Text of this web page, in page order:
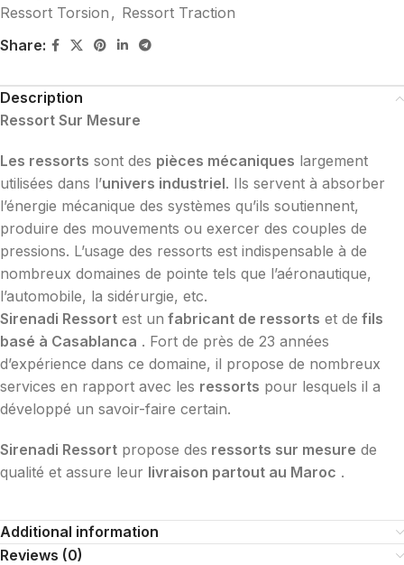
Ressort Torsion , Ressort Traction
Share:
Description
Ressort Sur Mesure
Les ressorts sont des pièces mécaniques largement
utilisées dans l’univers industriel. Ils servent à absorber
l’énergie mécanique des systèmes qu’ils soutiennent,
produire des mouvements ou exercer des couples de
pressions. L’usage des ressorts est indispensable à de
nombreux domaines de pointe tels que l’aéronautique,
l’automobile, la sidérurgie, etc.
Sirenadi Ressort est un fabricant de ressorts et de fils
basé à Casablanca . Fort de près de 23 années
d’expérience dans ce domaine, il propose de nombreux
services en rapport avec les ressorts pour lesquels il a
développé un savoir-faire certain.
Sirenadi Ressort propose des ressorts sur mesure de
qualité et assure leur livraison partout au Maroc .
Additional information
Reviews (0)